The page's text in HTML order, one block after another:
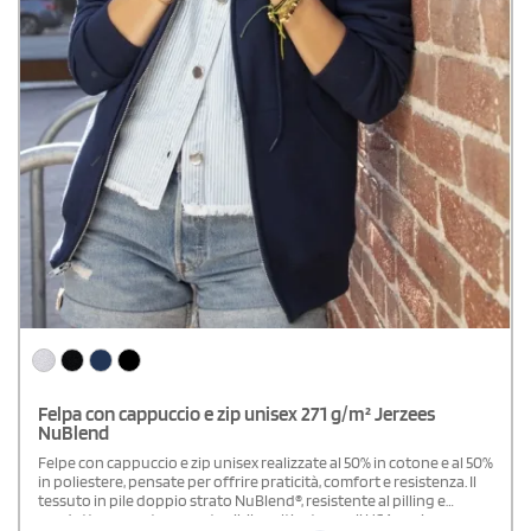
Felpa con cappuccio e zip unisex 271 g/m² Jerzees
NuBlend
Felpe con cappuccio e zip unisex realizzate al 50% in cotone e al 50%
in poliestere, pensate per offrire praticità, comfort e resistenza. Il
tessuto in pile doppio strato NuBlend®, resistente al pilling e
prodotto con cotone sostenibile coltivato negli USA, assicura